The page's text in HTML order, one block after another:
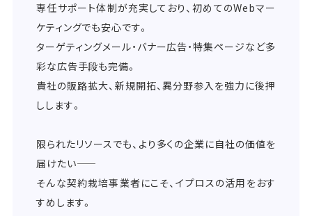
専任サポート体制が充実しており、初めてのWebマー
ケティングでも安心です。
ターゲティングメール・バナー広告・特集ページなど多
彩な広告手段も完備。
貴社の販路拡大、新規開拓、異分野参入を強力に後押
しします。
限られたリソースでも、より多くの企業に自社の価値を
届けたい――
そんな契約栽培事業者にこそ、イプロスの活用をおす
すめします。